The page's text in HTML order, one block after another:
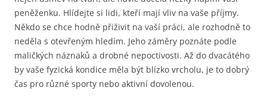
peněženku. Hlídejte si lidi, kteří mají vliv na vaše příjmy.
Někdo se chce hodně přiživit na vaší práci, ale rozhodně to
neděla s otevřeným hledím. Jeho záměry poznáte podle
maličkých náznaků a drobné nepoctivosti. Až do dvacátého
by vaše fyzická kondice měla být blízko vrcholu, je to dobrý
čas pro různé sporty nebo aktivní dovolenou.